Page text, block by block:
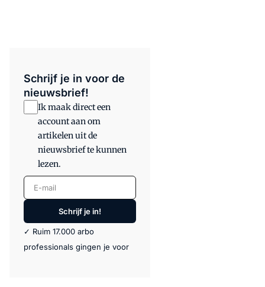
Schrijf je in voor de
nieuwsbrief!
Ik maak direct een
account aan om
artikelen uit de
nieuwsbrief te kunnen
lezen.
E-mail
Schrijf je in!
✓ Ruim 17.000 arbo
professionals gingen je voor